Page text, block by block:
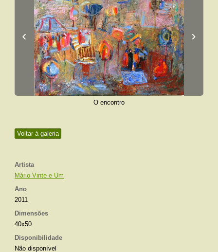
Voltar à galeria
Artista
Mário Vinte e Um
Ano
2011
Dimensões
40x50
Disponibilidade
Não disponível
‹ ›
O encontro